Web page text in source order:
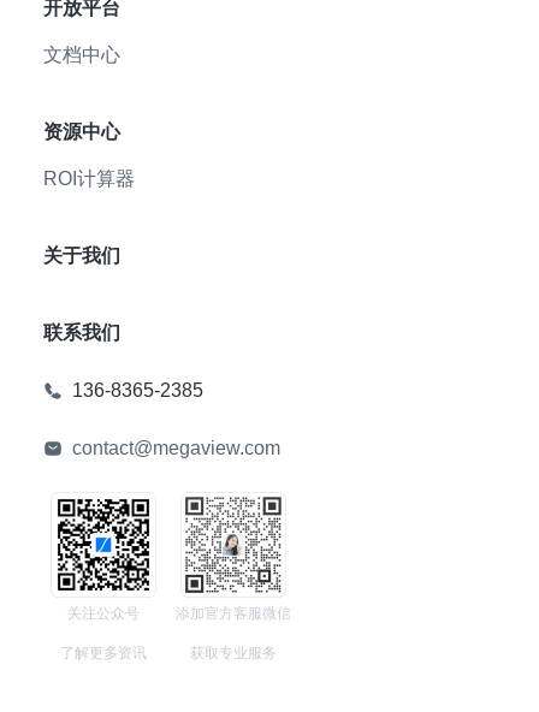
开放平台
文档中心
资源中心
ROI计算器
关于我们
联系我们
136-8365-2385
contact@megaview.com
关注公众号
了解更多资讯
添加官方客服微信
获取专业服务